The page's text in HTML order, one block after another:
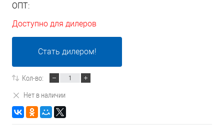
ОПТ:
Доступно для дилеров
Стать дилером!
Кол-во:
Нет в наличии